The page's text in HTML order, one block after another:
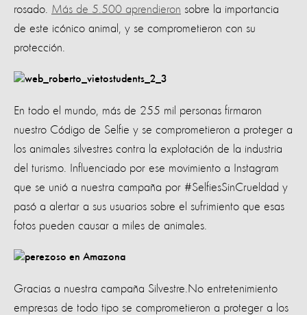
rosado. Más de 5.500 aprendieron sobre la importancia
de este icónico animal, y se comprometieron con su
protección.
En todo el mundo, más de 255 mil personas firmaron
nuestro Código de Selfie y se comprometieron a proteger a
los animales silvestres contra la explotación de la industria
del turismo. Influenciado por ese movimiento a Instagram
que se unió a nuestra campaña por #SelfiesSinCrueldad y
pasó a alertar a sus usuarios sobre el sufrimiento que esas
fotos pueden causar a miles de animales.
Gracias a nuestra campaña Silvestre.No entretenimiento
empresas de todo tipo se comprometieron a proteger a los